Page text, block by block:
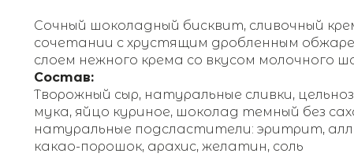
Сочный шоколадный бисквит, сливочный
сочетании с хрустящим дробленным
слоем нежного крема со вкусом молочного
Состав:
Творожный сыр, натуральные сливки,
мука, яйцо куриное, шоколад темный без
натуральные подсластители: эритрит,
какао-порошок, арахис, желатин, соль